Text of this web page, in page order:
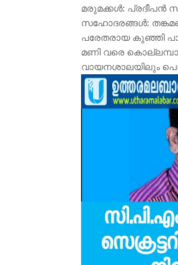
മരുമക്കൾ: പ്രദീപൻ
സഹോദരങ്ങൾ:
പരേതരായ കുഞ്ഞി
മണി വരെ
വായനശാലയിലും